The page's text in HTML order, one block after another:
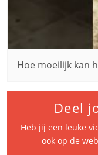
Hoe moeilijk kan
Deel
Heb jij een leuke
ook op de